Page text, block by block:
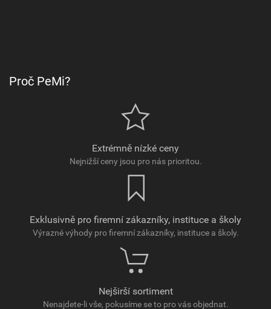
Proč PeMi?
Extrémně nízké ceny
Nejnižší ceny jsou pro nás prioritou.
Exklusivně pro firemní zákazníky, instituce a školy
Výrazné výhody pro firemní zákazníky, instituce a školy.
Nejširší sortiment
Nenajdete-li vše, pokusíme se to pro vás objednat.